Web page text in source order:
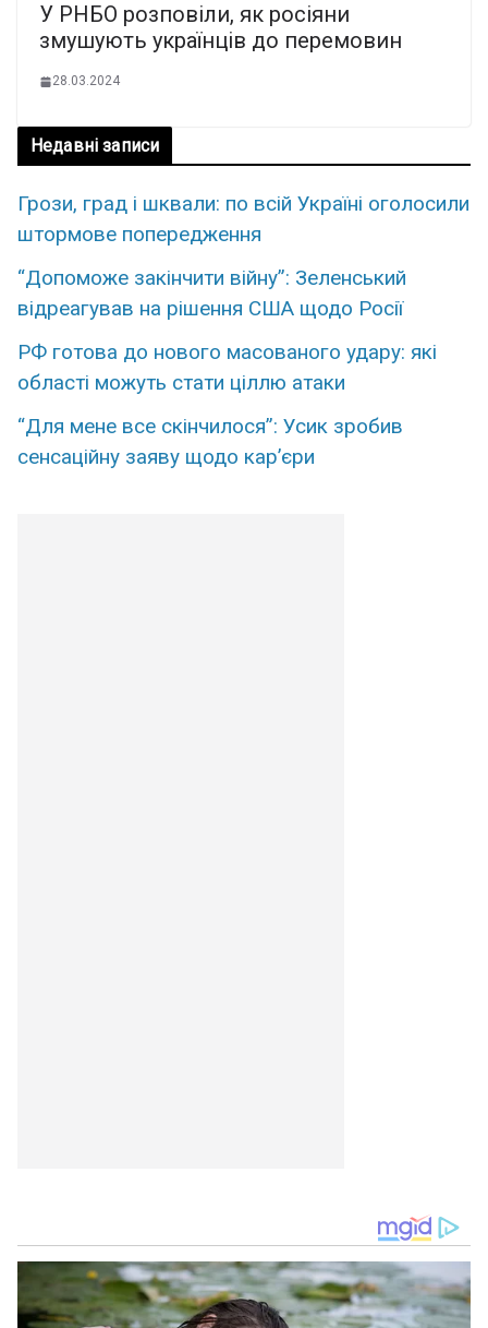
У РНБО розповіли, як росіяни
змушують українців до перемовин
28.03.2024
Недавні записи
Грози, град і шквали: по всій Україні оголосили
штормове попередження
“Допоможе закінчити війну”: Зеленський
відреагував на рішення США щодо Росії
РФ готова до нового масованого удару: які
області можуть стати ціллю атаки
“Для мене все скінчилося”: Усик зробив
сенсаційну заяву щодо кар’єри